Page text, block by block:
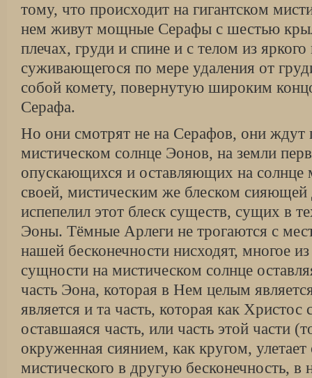
тому, что происходит на гигантском
нем живут мощные Серафы с шестью
плечах, груди и спине и с телом из яркого
суживающегося по мере удаления от
собой комету, повернутую широким
Серафа.
Но они смотрят не на Серафов, они ждут
мистическом солнце Эонов, на земли
опускающихся и оставляющих на солнце
своей, мистическим же блеском
испепелил этот блеск существ, сущих в
Эоны. Тёмные Арлеги не трогаются с
нашей бесконечности нисходят, многое
сущности на мистическом солнце
часть Эона, которая в Нем целым
является и та часть, которая как
оставшаяся часть, или часть этой части
окруженная сиянием, как кругом, улетает
мистического в другую бесконечность, в